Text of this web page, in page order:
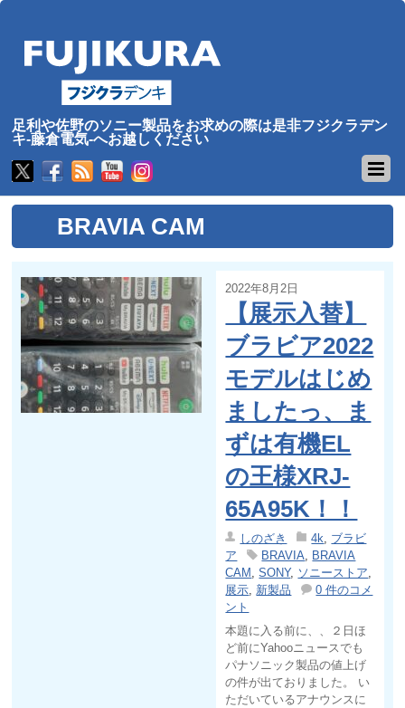
足利や佐野のソニー製品をお求めの際は是非フジクラデン
キ-藤倉電気-へお越しください
BRAVIA CAM
2022年8月2日
【展示入替】
ブラビア2022
モデルはじめ
ましたっ、ま
ずは有機EL
の王様XRJ-
65A95K！！
しのざき 4k
ブラビ
ア
BRAVIA
BRAVIA
CAM ,SONY, ソニーストア
展示 新製品
0 件のコメ
ント
本題に入る前に、、２日ほ
ど前にYahooニュースでも
パナソニック製品の値上げ
の件が出ておりました。 い
ただいているアナウンスに